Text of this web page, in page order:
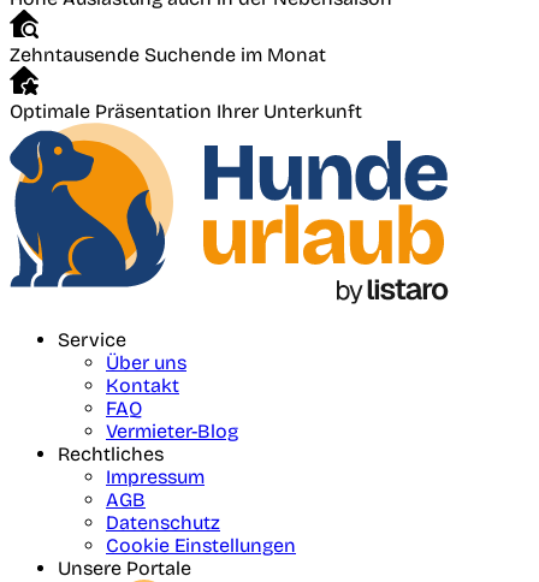
Zehntausende Suchende im Monat
Optimale Präsentation Ihrer Unterkunft
Service
Über uns
Kontakt
FAQ
Vermieter-Blog
Rechtliches
Impressum
AGB
Datenschutz
Cookie Einstellungen
Unsere Portale